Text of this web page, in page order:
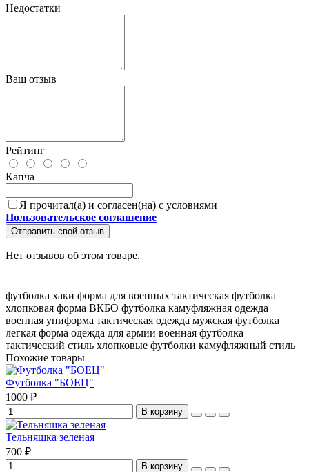
Недостатки
Ваш отзыв
Рейтинг
Капча
Я прочитал(а) и согласен(на) с условиями
Пользовательское соглашение
Отправить свой отзыв
Нет отзывов об этом товаре.
футболка хаки форма для военных тактическая футболка
хлопковая форма ВКБО футболка камуфляжная одежда
военная униформа тактическая одежда мужская футболка
легкая форма одежда для армии военная футболка
тактический стиль хлопковые футболки камуфляжный стиль
Похожие товары
Футболка "БОЕЦ"
1000 ₽
В корзину
Тельняшка зеленая
700 ₽
В корзину